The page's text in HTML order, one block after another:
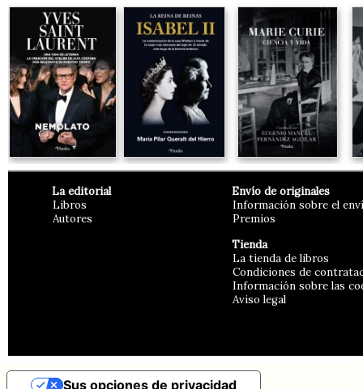
La editorial
Libros
Autores
Envío de originales
Información sobre el
Premios
Tienda
La tienda de libros
Condiciones de
Información sobre las
Aviso legal
Sus opciones de privacidad